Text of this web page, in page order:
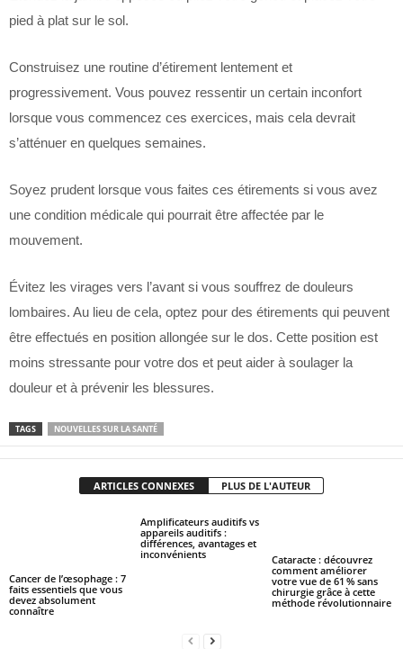
pied à plat sur le sol.
Construisez une routine d’étirement lentement et
progressivement. Vous pouvez ressentir un certain inconfort
lorsque vous commencez ces exercices, mais cela devrait
s’atténuer en quelques semaines.
Soyez prudent lorsque vous faites ces étirements si vous avez
une condition médicale qui pourrait être affectée par le
mouvement.
Évitez les virages vers l’avant si vous souffrez de douleurs
lombaires. Au lieu de cela, optez pour des étirements qui peuvent
être effectués en position allongée sur le dos. Cette position est
moins stressante pour votre dos et peut aider à soulager la
douleur et à prévenir les blessures.
TAGS NOUVELLES SUR LA SANTÉ
ARTICLES CONNEXES PLUS DE L'AUTEUR
Cancer de l’œsophage : 7
faits essentiels que vous
devez absolument
connaître
Amplificateurs auditifs vs
appareils auditifs :
différences, avantages et
inconvénients
Cataracte : découvrez
comment améliorer
votre vue de 61 % sans
chirurgie grâce à cette
méthode révolutionnaire